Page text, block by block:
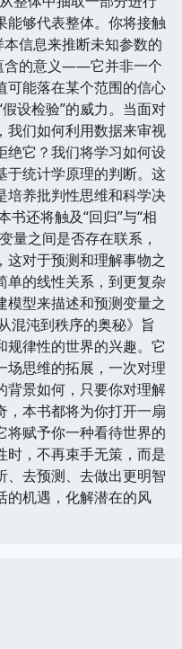
能够代表整体。你将接触
信息来推断未知参数的
含的意义——它并非一个
可能落在某个范围的信心
设检验”的威力。当面对
我们如何利用数据来审视
绝它？我们将学习如何设
于统计学原理的判断。这
培养批判性思维和科学决
书还将触及“回归”与“相
量之间是否存在联系，
这对于预测和理解事物之
单的线性关系，到更复杂
模型来描述和预测变量之
混沌到秩序的奥秘》旨
规律性的世界的兴趣。它
场思维的拓展，一次对理
背景如何，只要你对理解
，本书都将为你打开一扇
将赋予你一种看待世界的
时，不再束手无策，而是
、去预测、去做出更明智
的机遇，化解潜在的风